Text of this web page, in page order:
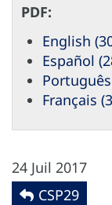
PDF:
English
Español
Français
24 Juil 2017
CSP29